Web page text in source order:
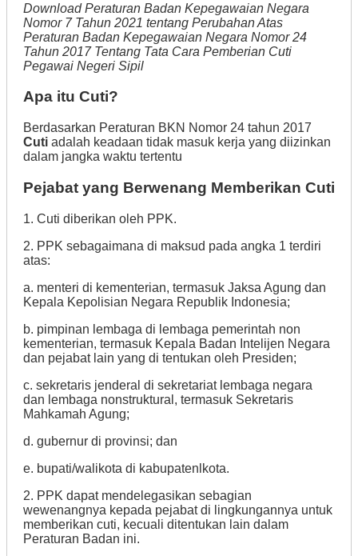
Download Peraturan Badan Kepegawaian Negara
Nomor 7 Tahun 2021 tentang Perubahan Atas
Peraturan Badan Kepegawaian Negara Nomor 24
Tahun 2017 Tentang Tata Cara Pemberian Cuti
Pegawai Negeri Sipil
Apa itu Cuti?
Berdasarkan Peraturan BKN Nomor 24 tahun 2017
Cuti adalah keadaan tidak masuk kerja yang diizinkan
dalam jangka waktu tertentu
Pejabat yang Berwenang Memberikan Cuti
1. Cuti diberikan oleh PPK.
2. PPK sebagaimana di maksud pada angka 1 terdiri
atas:
a. menteri di kementerian, termasuk Jaksa Agung dan
Kepala Kepolisian Negara Republik Indonesia;
b. pimpinan lembaga di lembaga pemerintah non
kementerian, termasuk Kepala Badan Intelijen Negara
dan pejabat lain yang di tentukan oleh Presiden;
c. sekretaris jenderal di sekretariat lembaga negara
dan lembaga nonstruktural, termasuk Sekretaris
Mahkamah Agung;
d. gubernur di provinsi; dan
e. bupati/walikota di kabupatenlkota.
2. PPK dapat mendelegasikan sebagian
wewenangnya kepada pejabat di lingkungannya untuk
memberikan cuti, kecuali ditentukan lain dalam
Peraturan Badan ini.